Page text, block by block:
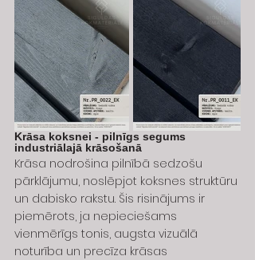
Krāsa koksnei - pilnīgs segums
industriālajā krāsošanā
Krāsa nodrošina pilnībā sedzošu
pārklājumu, noslēpjot koksnes struktūru
un dabisko rakstu. Šis risinājums ir
piemērots, ja nepieciešams
vienmērīgs tonis, augsta vizuālā
noturība un precīza krāsas